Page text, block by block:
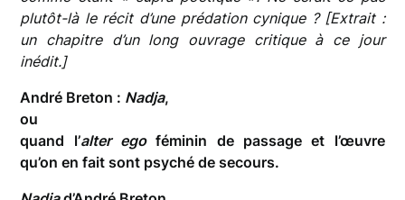
plutôt-là le récit d’une prédation cynique ? [Extrait :
un chapitre d’un long ouvrage critique à ce jour
inédit.]
André Breton : Nadja,
ou
quand l’alter egoféminin de passage et l’œuvre
qu’on en fait sont psyché de secours.